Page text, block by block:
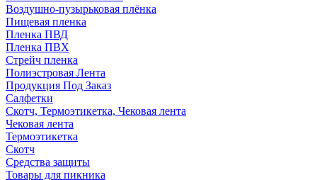
Воздушно-пузырьковая плёнка
Пищевая пленка
Пленка ПВД
Пленка ПВХ
Стрейч пленка
Полиэстровая Лента
Продукция Под Заказ
Салфетки
Скотч, Термоэтикетка, Чековая лента
Чековая лента
Термоэтикетка
Скотч
Средства защиты
Товары для пикника